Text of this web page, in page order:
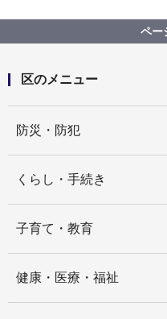
戸塚区制80周年記念
ペー
区のメニュー
防災・防犯
くらし・手続き
子育て・教育
健康・医療・福祉